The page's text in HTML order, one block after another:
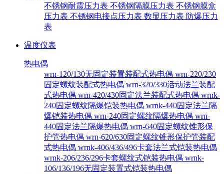
不锈钢耐震压力表 不锈钢隔膜压力表 不锈钢膜盒
压力表 不锈钢电接点压力表 数显压力表 防爆压力
表
温度仪表
热电偶
wrn-120/130无固定装置装配式热电偶 wrn-220/230
固定螺纹装配式热电偶 wrn-320/330活动法兰装配
式热电偶 wrn-420/430固定法兰装配式热电偶 wrnk-
240固定螺纹隔爆铠装热电偶 wrnk-440固定法兰隔
爆铠装热电偶 wrn-240固定螺纹隔爆热电偶 wrn-
440固定法兰隔爆热电偶 wrn-640固定螺纹锥形保
护管热电偶 wrn-620/630固定螺纹锥形保护管装配
式热电偶 wrnk-406/436/496卡套法兰式铠装热电偶
wrnk-206/236/296卡套螺纹式铠装热电偶 wrnk-
106/136/196无固定装置式铠装热电偶